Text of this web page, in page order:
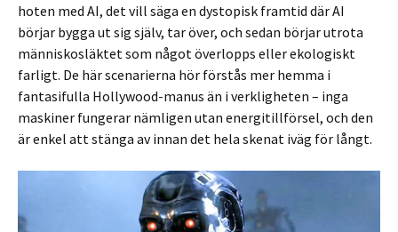
hoten med AI, det vill säga en dystopisk framtid där AI
börjar bygga ut sig själv, tar över, och sedan börjar utrota
människosläktet som något överlopps eller ekologiskt
farligt. De här scenarierna hör förstås mer hemma i
fantasifulla Hollywood-manus än i verkligheten – inga
maskiner fungerar nämligen utan energitillförsel, och den
är enkel att stänga av innan det hela skenat iväg för långt.